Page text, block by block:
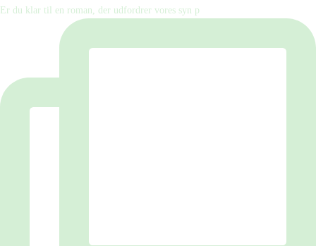
Er du klar til en roman, der udfordrer vores syn p